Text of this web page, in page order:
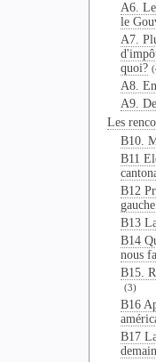
A6.
le
A7.
quoi?
A8.
A9.
Les
B10.
B11
B12
gauche
B13
B14
nous
B15.
(3)
B16
B17